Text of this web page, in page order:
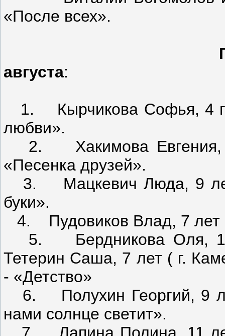
«После всех».
августа:
1. Кырчикова Софья, 4
любви».
2. Хакимова Евгения, 3
«Песенка друзей».
3. Мацкевич Люда, 9 лет
буки».
4. Пудовиков Влад, 7 лет (
5. Бердникова Оля, 11
Тетерин Саша, 7 лет ( г.
- «Детство»
6. Полухин Георгий, 9
нами солнце светит».